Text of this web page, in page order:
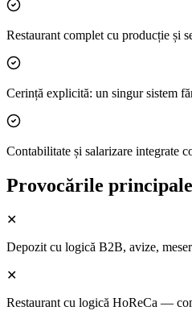
Restaurant complet cu producție și
Cerință explicită: un singur sistem
Contabilitate și salarizare integrate
Provocările principale
✕
Depozit cu logică B2B, avize,
✕
Restaurant cu logică HoReCa —